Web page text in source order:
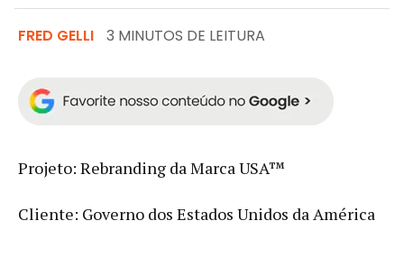
FRED GELLI 3 MINUTOS DE LEITURA
Projeto: Rebranding da Marca USA™
Cliente: Governo dos Estados Unidos da América